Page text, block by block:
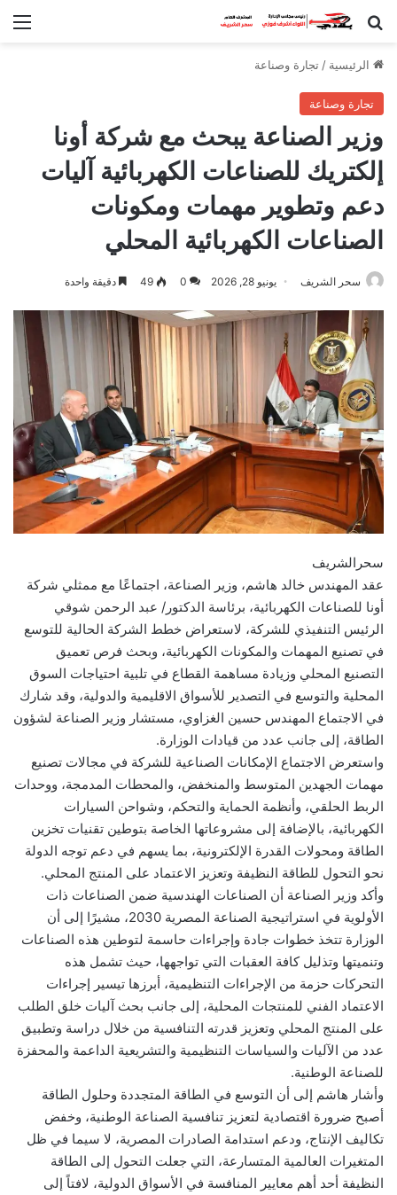
بحث عن
الرئيسية / تجارة وصناعة
تجارة وصناعة
وزير الصناعة يبحث مع شركة أونا
إلكتريك للصناعات الكهربائية آليات
دعم وتطوير مهمات ومكونات
الصناعات الكهربائية المحلي
سحر الشريف يونيو 28, 2026 0
49 دقيقة واحدة
سحرالشريف
عقد المهندس خالد هاشم، وزير الصناعة، اجتماعًا مع ممثلي شركة
أونا للصناعات الكهربائية، برئاسة الدكتور/ عبد الرحمن شوقي
الرئيس التنفيذي للشركة، لاستعراض خطط الشركة الحالية للتوسع
في تصنيع المهمات والمكونات الكهربائية، وبحث فرص تعميق
التصنيع المحلي وزيادة مساهمة القطاع في تلبية احتياجات السوق
المحلية والتوسع في التصدير للأسواق الاقليمية والدولية، وقد شارك
في الاجتماع المهندس حسين الغزاوي، مستشار وزير الصناعة لشؤون
الطاقة، إلى جانب عدد من قيادات الوزارة.
واستعرض الاجتماع الإمكانات الصناعية للشركة في مجالات تصنيع
مهمات الجهدين المتوسط والمنخفض، والمحطات المدمجة، ووحدات
الربط الحلقي، وأنظمة الحماية والتحكم، وشواحن السيارات
الكهربائية، بالإضافة إلى مشروعاتها الخاصة بتوطين تقنيات تخزين
الطاقة ومحولات القدرة الإلكترونية، بما يسهم في دعم توجه الدولة
نحو التحول للطاقة النظيفة وتعزيز الاعتماد على المنتج المحلي.
وأكد وزير الصناعة أن الصناعات الهندسية ضمن الصناعات ذات
الأولوية في استراتيجية الصناعة المصرية 2030، مشيرًا إلى أن
الوزارة تتخذ خطوات جادة وإجراءات حاسمة لتوطين هذه الصناعات
وتنميتها وتذليل كافة العقبات التي تواجهها، حيث تشمل هذه
التحركات حزمة من الإجراءات التنظيمية، أبرزها تيسير إجراءات
الاعتماد الفني للمنتجات المحلية، إلى جانب بحث آليات خلق الطلب
على المنتج المحلي وتعزيز قدرته التنافسية من خلال دراسة وتطبيق
عدد من الآليات والسياسات التنظيمية والتشريعية الداعمة والمحفزة
للصناعة الوطنية.
وأشار هاشم إلى أن التوسع في الطاقة المتجددة وحلول الطاقة
أصبح ضرورة اقتصادية لتعزيز تنافسية الصناعة الوطنية، وخفض
تكاليف الإنتاج، ودعم استدامة الصادرات المصرية، لا سيما في ظل
المتغيرات العالمية المتسارعة، التي جعلت التحول إلى الطاقة
النظيفة أحد أهم معايير المنافسة في الأسواق الدولية، لافتاً إلى